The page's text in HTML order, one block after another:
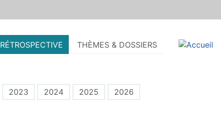
RÉTROSPECTIVE THÈMES & DOSSIERS
2023 2024 2025 2026